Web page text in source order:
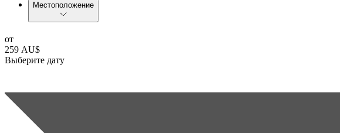
Местоположение
от
259 AU$
Выберите дату